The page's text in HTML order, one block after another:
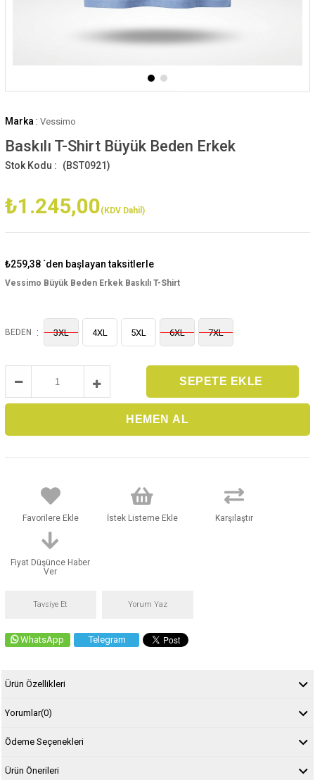
Marka : Vessimo
Baskılı T-Shirt Büyük Beden Erkek
(BST0921)
₺1.245,00(KDV Dahil)
₺259,38 `den başlayan taksitlerle
Vessimo Büyük Beden Erkek Baskılı T-Shirt
BEDEN : 3XL 4XL 5XL 6XL 7XL
Favorilere Ekle İstek Listeme Ekle Karşılaştır
Fiyat Düşünce Haber
Ver
Tavsiye Et Yorum Yaz
WhatsApp Telegram
Ürün Özellikleri
Yorumlar(0)
Ödeme Seçenekleri
Ürün Önerileri